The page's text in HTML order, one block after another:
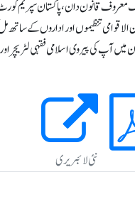
معروف قانون دان ، پاکستان سپریم
آپ کی پیروی اسلامی فقہی لٹریچر
نئی لائبریری